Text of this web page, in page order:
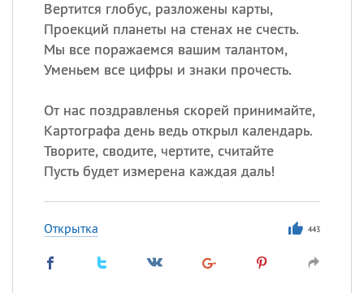
Вертится глобус, разложены карты,
Проекций планеты на стенах не счесть.
Мы все поражаемся вашим талантом,
Уменьем все цифры и знаки прочесть.
От нас поздравленья скорей принимайте,
Картографа день ведь открыл календарь.
Творите, сводите, чертите, считайте
Пусть будет измерена каждая даль!
Открытка 443